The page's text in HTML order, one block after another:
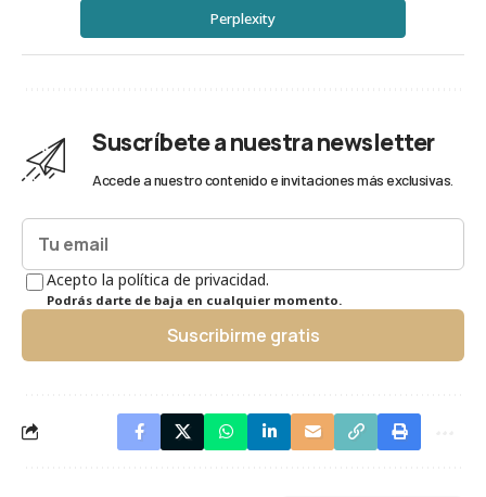
Perplexity
Suscríbete a nuestra newsletter
Accede a nuestro contenido e invitaciones más exclusivas.
Acepto la política de privacidad.
Podrás darte de baja en cualquier momento.
Suscribirme gratis